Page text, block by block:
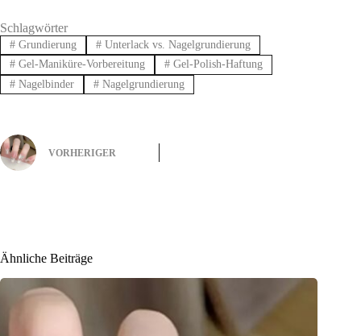
Schlagwörter
#Grundierung #Unterlack vs. Nagelgrundierung
#Gel-Maniküre-Vorbereitung #Gel-Polish-Haftung
#Nagelbinder #Nagelgrundierung
VORHERIGER
Ähnliche Beiträge